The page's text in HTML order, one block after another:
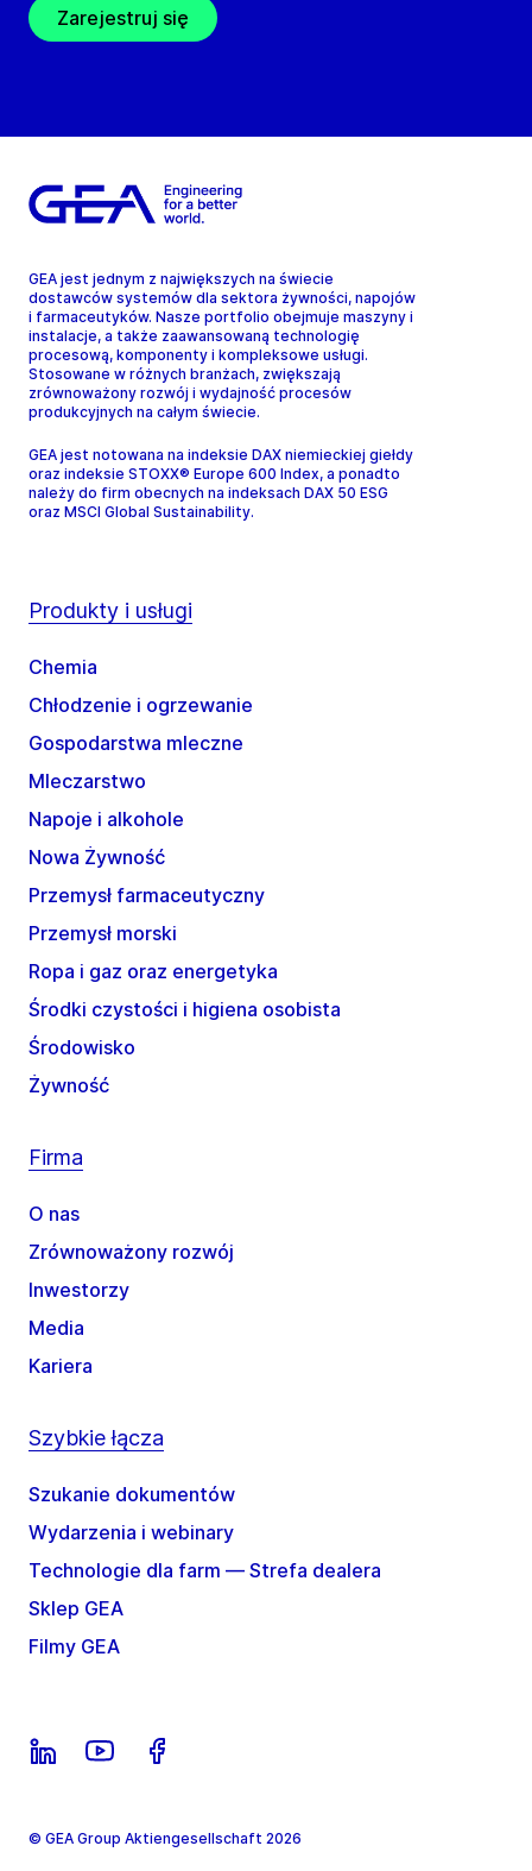
Zarejestruj się
GEA jest jednym z największych na świecie
dostawców systemów dla sektora żywności, napojów
i farmaceutyków. Nasze portfolio obejmuje maszyny i
instalacje, a także zaawansowaną technologię
procesową, komponenty i kompleksowe usługi.
Stosowane w różnych branżach, zwiększają
zrównoważony rozwój i wydajność procesów
produkcyjnych na całym świecie.
GEA jest notowana na indeksie DAX niemieckiej giełdy
oraz indeksie STOXX® Europe 600 Index, a ponadto
należy do firm obecnych na indeksach DAX 50 ESG
oraz MSCI Global Sustainability.
Produkty i usługi
Chemia
Chłodzenie i ogrzewanie
Gospodarstwa mleczne
Mleczarstwo
Napoje i alkohole
Nowa Żywność
Przemysł farmaceutyczny
Przemysł morski
Ropa i gaz oraz energetyka
Środki czystości i higiena osobista
Środowisko
Żywność
Firma
O nas
Zrównoważony rozwój
Inwestorzy
Media
Kariera
Szybkie łącza
Szukanie dokumentów
Wydarzenia i webinary
Technologie dla farm — Strefa dealera
Sklep GEA
Filmy GEA
© GEA Group Aktiengesellschaft 2026